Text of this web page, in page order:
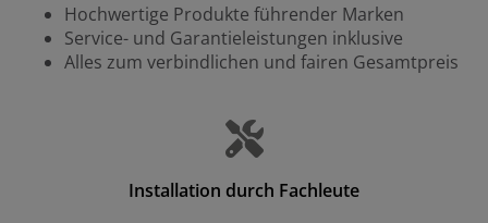
Hochwertige Produkte führender Marken
Service- und Garantieleistungen inklusive
Alles zum verbindlichen und fairen Gesamtpreis
Installation durch Fachleute